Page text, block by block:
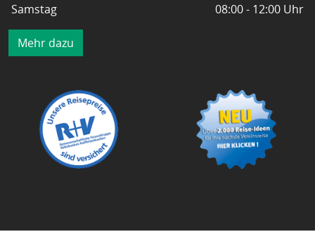
Samstag
08:00 - 12:00 Uhr
Mehr dazu